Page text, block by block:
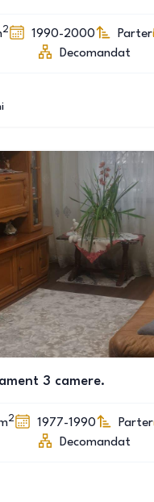
2 1990-2000 Parter
Decomandat
3 camere.
2 1977-1990 Parter
Decomandat